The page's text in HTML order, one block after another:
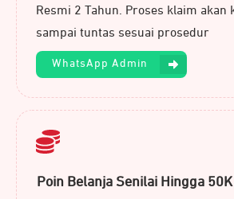
Resmi 2 Tahun. Proses klaim akan
sampai tuntas sesuai prosedur
WhatsApp Admin
Poin Belanja Senilai Hingga 50K